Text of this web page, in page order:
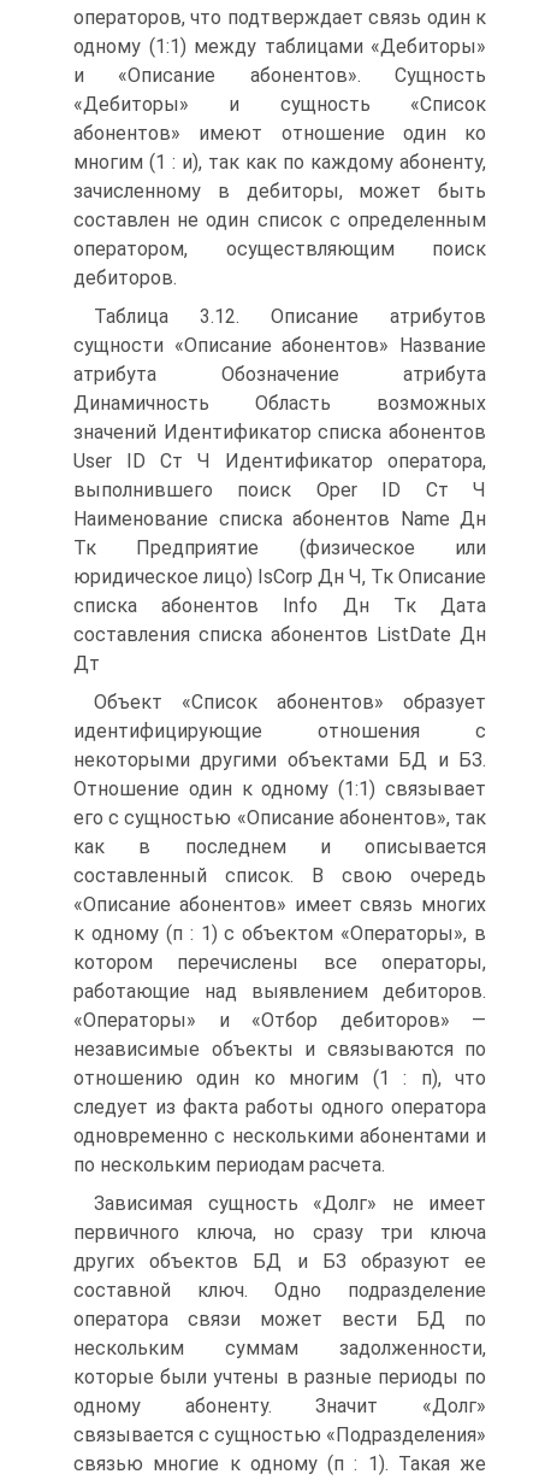
операторов, что подтверждает связь один к
одному (1:1) между таблицами «Дебиторы»
и «Описание абонентов». Сущность
«Дебиторы» и сущность «Список
абонентов» имеют отношение один ко
многим (1 : и), так как по каждому абоненту,
зачисленному в дебиторы, может быть
составлен не один список с определенным
оператором, осуществляющим поиск
дебиторов.
Таблица 3.12. Описание атрибутов
сущности «Описание абонентов» Название
атрибута Обозначение атрибута
Динамичность Область возможных
значений Идентификатор списка абонентов
User ID Ст Ч Идентификатор оператора,
выполнившего поиск Oper ID Ст Ч
Наименование списка абонентов Name Дн
Тк Предприятие (физическое или
юридическое лицо) IsCorp Дн Ч, Тк Описание
списка абонентов Info Дн Тк Дата
составления списка абонентов ListDate Дн
Дт
Объект «Список абонентов» образует
идентифицирующие отношения с
некоторыми другими объектами БД и БЗ.
Отношение один к одному (1:1) связывает
его с сущностью «Описание абонентов», так
как в последнем и описывается
составленный список. В свою очередь
«Описание абонентов» имеет связь многих
к одному (п : 1) с объектом «Операторы», в
котором перечислены все операторы,
работающие над выявлением дебиторов.
«Операторы» и «Отбор дебиторов» —
независимые объекты и связываются по
отношению один ко многим (1 : п), что
следует из факта работы одного оператора
одновременно с несколькими абонентами и
по нескольким периодам расчета.
Зависимая сущность «Долг» не имеет
первичного ключа, но сразу три ключа
других объектов БД и БЗ образуют ее
составной ключ. Одно подразделение
оператора связи может вести БД по
нескольким суммам задолженности,
которые были учтены в разные периоды по
одному абоненту. Значит «Долг»
связывается с сущностью «Подразделения»
связью многие к одному (п : 1). Такая же